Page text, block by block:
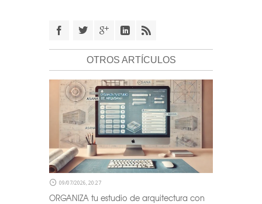
OTROS ARTÍCULOS
09/07/2026, 20:27
ORGANIZA tu estudio de arquitectura con